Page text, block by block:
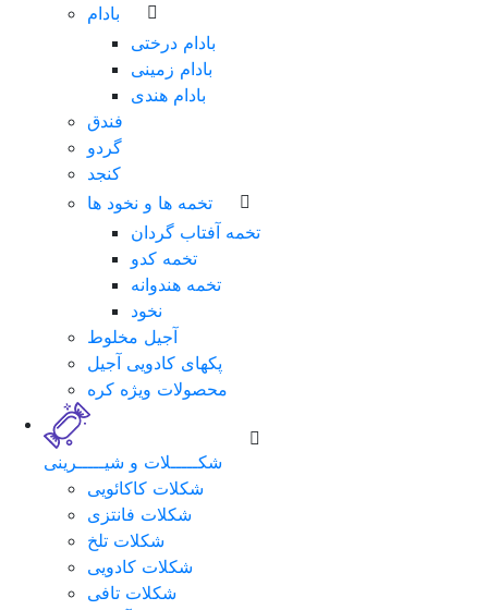
بادام
بادام درختی
بادام زمینی
بادام هندی
فندق
گردو
کنجد
تخمه ها و نخود ها
تخمه آفتاب گردان
تخمه کدو
تخمه هندوانه
نخود
آجیل مخلوط
پکهای کادویی آجیل
محصولات ویژه کره
شکـــــلات و شیـــــرینی
شکلات کاکائویی
شکلات فانتزی
شکلات تلخ
شکلات کادویی
شکلات تافی